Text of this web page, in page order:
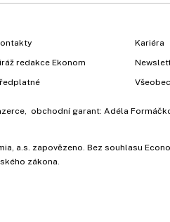
redakce Ekonom
Kariéra
, obchodní garant: Adéla
a.s. zapovězeno. Bez souhlasu
zákona.